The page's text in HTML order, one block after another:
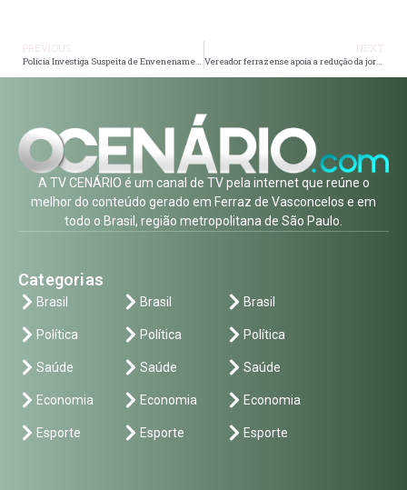
Polícia Investiga Suspeita de Envenenamento na Morte de Menino de 7 Anos em Itaquaquecetuba Vereador ferrazense apoia a redução da jornada 6X1
A TV CENÁRIO é um canal de TV pela internet que reúne o
melhor do conteúdo gerado em Ferraz de Vasconcelos e em
todo o Brasil, região metropolitana de São Paulo.
Categorias
Brasil
Política
Saúde
Economia
Esporte
Brasil
Política
Saúde
Economia
Esporte
Brasil
Política
Saúde
Economia
Esporte